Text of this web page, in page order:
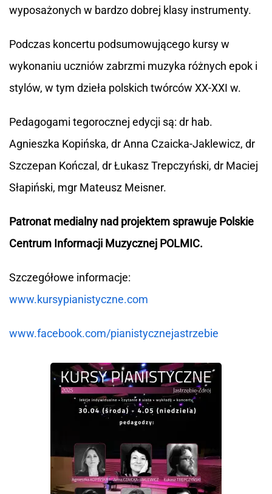
wyposażonych w bardzo dobrej klasy instrumenty.
Podczas koncertu podsumowującego kursy w
wykonaniu uczniów zabrzmi muzyka różnych epok i
stylów, w tym dzieła polskich twórców XX-XXI w.
Pedagogami tegorocznej edycji są: dr hab.
Agnieszka Kopińska, dr Anna Czaicka-Jaklewicz, dr
Szczepan Kończal, dr Łukasz Trepczyński, dr Maciej
Słapiński, mgr Mateusz Meisner.
Patronat medialny nad projektem sprawuje Polskie
Centrum Informacji Muzycznej POLMIC.
Szczegółowe informacje:
www.kursypianistyczne.com
www.facebook.com/pianistycznejastrzebie